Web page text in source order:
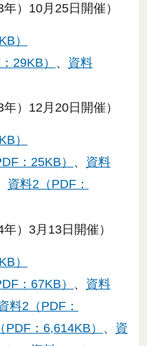
）10月25日開催）
）
29KB） 、 資料
）12月20日開催）
）
：25KB） 、 資料
資料2（PDF：
）3月13日開催）
）
：67KB） 、 資料
料2（PDF：
PDF：6,614KB） 、 資